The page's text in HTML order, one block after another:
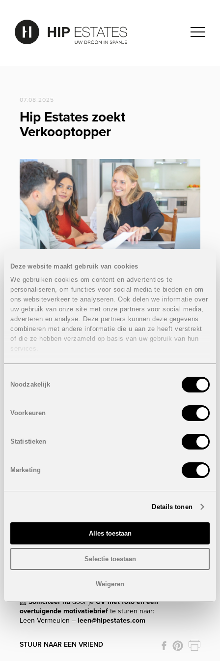
Deze website maakt gebruik van cookies
We gebruiken cookies om content en advertenties te
personaliseren, om functies voor social media te bieden en om
ons websiteverkeer te analyseren. Ook delen we informatie over
uw gebruik van onze site met onze partners voor social media,
adverteren en analyse. Deze partners kunnen deze gegevens
combineren met andere informatie die u aan ze heeft verstrekt
of die ze hebben verzameld op basis van uw gebruik van hun
services.
Noodzakelijk
Voorkeuren
Statistieken
Marketing
Details tonen
Alles toestaan
Selectie toestaan
Weigeren
07.08.2025
Hip Estates zoekt
Verkooptopper
Word jij onze nieuwe collega?
Hip Estates – dé referentie voor Belgisch vastgoed in
Spanje – zoekt een gepassioneerde verkooptopper
(m/v/x) om ons team te versterken.
Je bent een geboren netwerker, houdt van mensen
helpen en droomt van zon, zee én sales?
• Je begeleidt Belgische klanten bij de aankoop van hun
• Je luistert, adviseert en zorgt voor een warme opvolging
van A tot Z.
Wat verwachten we?
• Je spreekt perfect Nederlands, andere talen zijn een
• Een dynamisch en gemotiveerd team met meer dan 30
• Een mooi verloningspakket op basis van commissies en
• Begeleiding, ondersteuning en tools om te scoren.
• De kans om deel uit te maken van een sterk en groeiend
België & Spanje
📩Solliciteer nudoor jeCV met foto én een
overtuigende motivatiebrief te sturen naar:
Leen Vermeulen – leen@hipestates.com
STUUR NAAR EEN VRIEND